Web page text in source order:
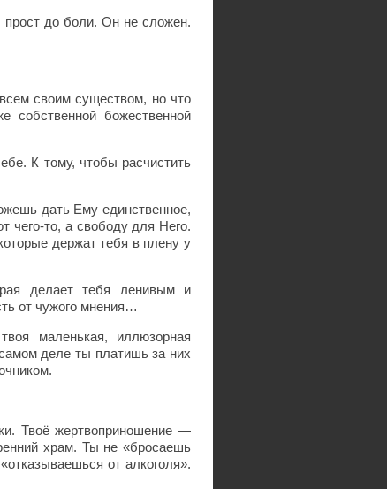
прост до боли. Он не сложен.
своим существом, но что
собственной божественной
К тому, чтобы расчистить
дать Ему единственное,
чего-то, а свободу для Него.
держат тебя в плену у
делает тебя ленивым и
от чужого мнения…
маленькая, иллюзорная
деле ты платишь за них
Твоё жертвоприношение —
храм. Ты не «бросаешь
от алкоголя».